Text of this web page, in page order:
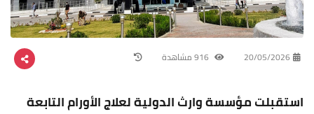
20/05/2026
استقبلت مؤسسة وارث الدولية لعلاج الأورام التابعة